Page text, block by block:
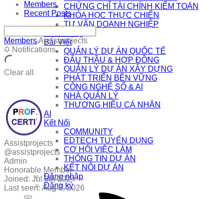
CHỨNG CHỈ TÀI CHÍNH KIỂM TOÁN
KHÓA HỌC THỰC CHIẾN
TƯ VẤN DOANH NGHIỆP
Bài Viết
QUẢN LÝ DỰ ÁN QUỐC TẾ
ĐẤU THẦU & HỢP ĐỒNG
QUẢN LÝ DỰ ÁN XÂY DỰNG
PHÁT TRIỂN BỀN VỮNG
CÔNG NGHỆ SỐ & AI
NHÀ QUẢN LÝ
THƯƠNG HIỆU CÁ NHÂN
AI
Kết Nối
COMMUNITY
EDTECH TUYỂN DỤNG
CƠ HỘI VIỆC LÀM
THÔNG TIN DỰ ÁN
KẾT NỐI DỰ ÁN
Đăng nhập
Đăng ký
Members
Recent Posts
MembersAssistprojects
Notifications
Clear all
Assistprojects
@assistprojects
Admin
Honorable Member
Joined: Jul 30, 2024
Last seen: Aug 8, 2026